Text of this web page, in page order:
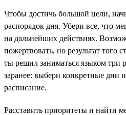
Чтобы достичь большой цели,
распорядок дня. Убери все, что
на дальнейших действиях.
пожертвовать, но результат того
ты решил заниматься языком три
заранее: выбери конкретные дни
расписание.
Расставить приоритеты и найти